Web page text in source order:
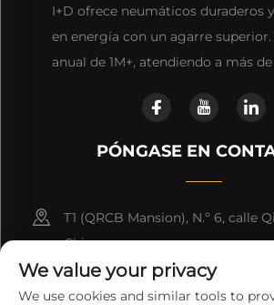
I+D ofrece neumáticos duraderos
en energía con un agarre superior.
anual de 1M+, atendiendo a más
PÓNGASE EN
T1 (QRCB Mansion), N.º 6, calle
China
+86-15853268306
We value your privacy
We use cookies and similar tools to